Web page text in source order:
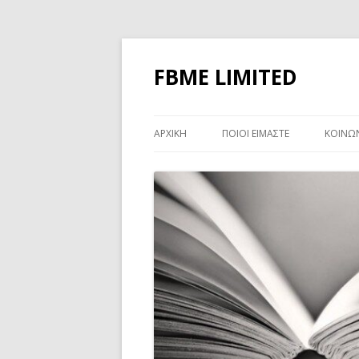
FBME LIMITED
ΑΡΧΙΚΗ ΠΟΙΟΙ ΕΙΜΑΣΤΕ